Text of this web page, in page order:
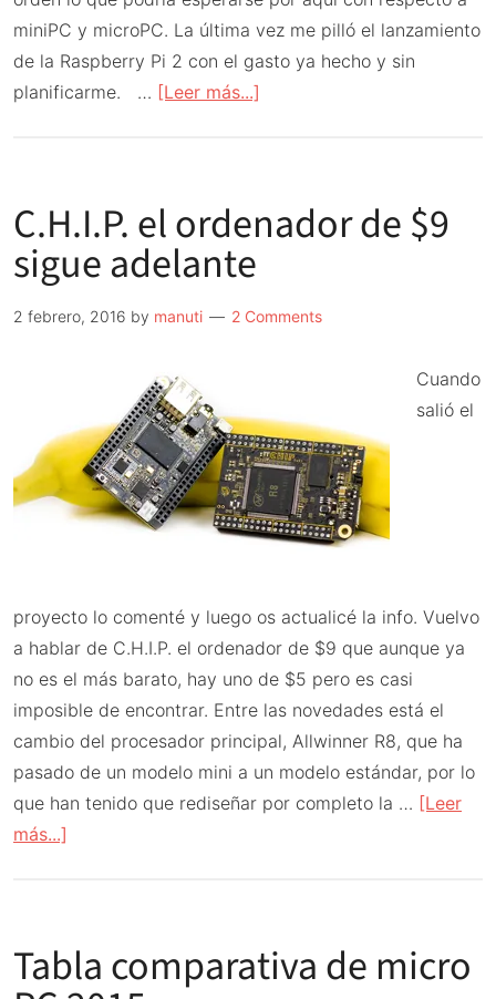
miniPC y microPC. La última vez me pilló el lanzamiento
de la Raspberry Pi 2 con el gasto ya hecho y sin
planificarme. … [Leer más...]
3
para
C.H.I.P. el ordenador de $9
sigue adelante
2 febrero, 2016 by manuti 2 Comments
Cuando
salió el
proyecto lo comenté y luego os actualicé la info. Vuelvo
a hablar de C.H.I.P. el ordenador de $9 que aunque ya
no es el más barato, hay uno de $5 pero es casi
imposible de encontrar. Entre las novedades está el
cambio del procesador principal, Allwinner R8, que ha
pasado de un modelo mini a un modelo estándar, por lo
que han tenido que rediseñar por completo la … [Leer
más...]
ordenador
de
Tabla comparativa de micro